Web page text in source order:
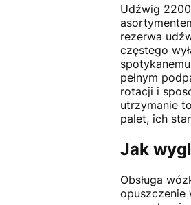
Udźwig
rezerwa
częstego
pełnym
rotacji i
utrzymanie
palet, ich
Jak
Obsługa
opuszczenie